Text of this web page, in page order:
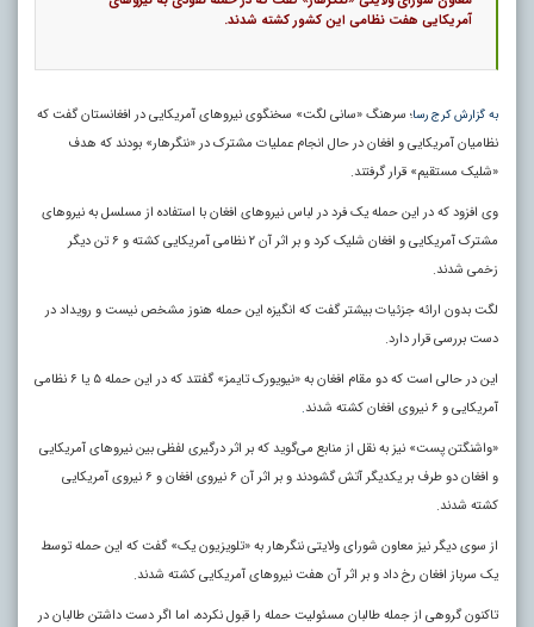
آمریکایی هفت نظامی این کشور کشته شدند.
به گزارش کرج رسا؛ سرهنگ «سانی لگت» سخنگوی نیروهای آمریکایی در افغانستان گفت که
نظامیان آمریکایی و افغان در حال انجام عملیات مشترک در «ننگرهار» بودند که هدف
«شلیک مستقیم» قرار گرفتند.
وی افزود که در این حمله یک فرد در لباس نیروهای افغان با استفاده از مسلسل به نیروهای
مشترک آمریکایی و افغان شلیک کرد و بر اثر آن ۲ نظامی آمریکایی کشته و ۶ تن دیگر
زخمی شدند.
لگت بدون ارائه جزئیات بیشتر گفت که انگیزه این حمله هنوز مشخص نیست و رویداد در
دست بررسی قرار دارد.
این در حالی است که دو مقام افغان به «نیویورک تایمز» گفتند که در این حمله ۵ یا ۶ نظامی
آمریکایی و ۶ نیروی افغان کشته شدند
.
«واشنگتن پست» نیز به نقل از منابع می‌گوید که بر اثر درگیری لفظی بین نیروهای آمریکایی
و افغان دو طرف بر یکدیگر آتش گشودند و بر اثر آن ۶ نیروی افغان و ۶ نیروی آمریکایی
کشته شدند.
از سوی دیگر نیز معاون شورای ولایتی ننگرهار به «تلویزیون یک» گفت که این حمله توسط
یک سرباز افغان رخ داد و بر اثر آن هفت نیروهای آمریکایی کشته شدند.
تاکنون گروهی از جمله طالبان مسئولیت حمله را قبول نکرده، اما اگر دست داشتن طالبان در